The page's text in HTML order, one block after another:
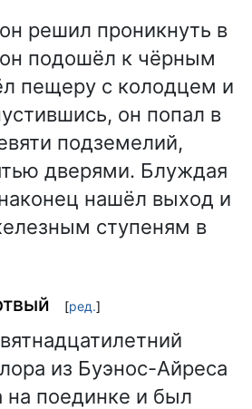
решил проникнуть в
подошёл к чёрным
пещеру с колодцем и
он попал в
подземелий,
дверями. Блуждая
нашёл выход и
ступеням в
[ред.]
из Буэнос-Айреса
на поединке и был